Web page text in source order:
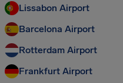
Lissabon Airport
Barcelona Airport
Rotterdam Airport
Frankfurt Airport